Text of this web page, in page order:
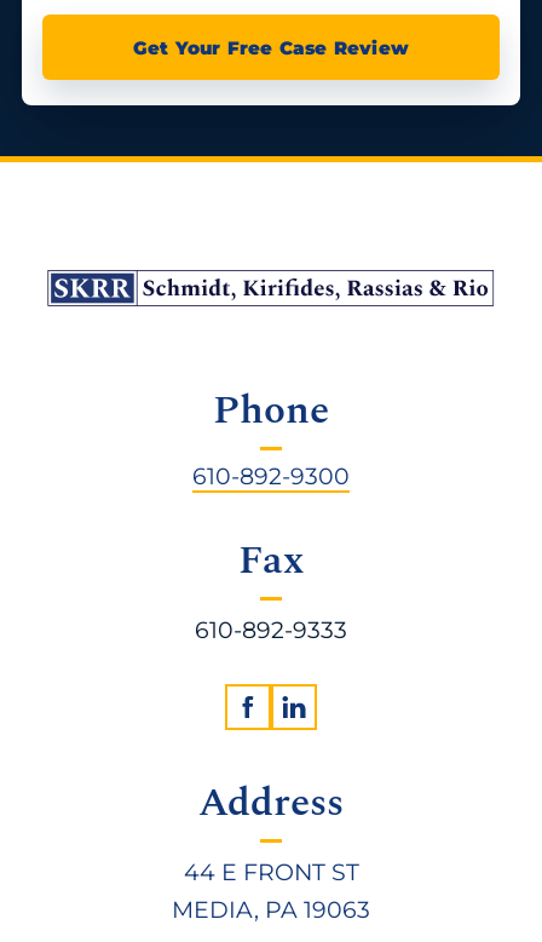
Get Your Free Case Review
Address
44 E FRONT ST
MEDIA, PA 19063
Phone
610-892-9300
Fax
610-892-9333